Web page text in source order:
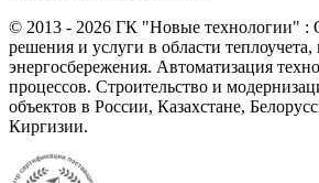
© 2013 - 2026 ГК "Новые технологии" :
решения и услуги в области
энергосбережения. Автоматизация
процессов. Строительство и
объектов в России, Казахстане,
Киргизии.